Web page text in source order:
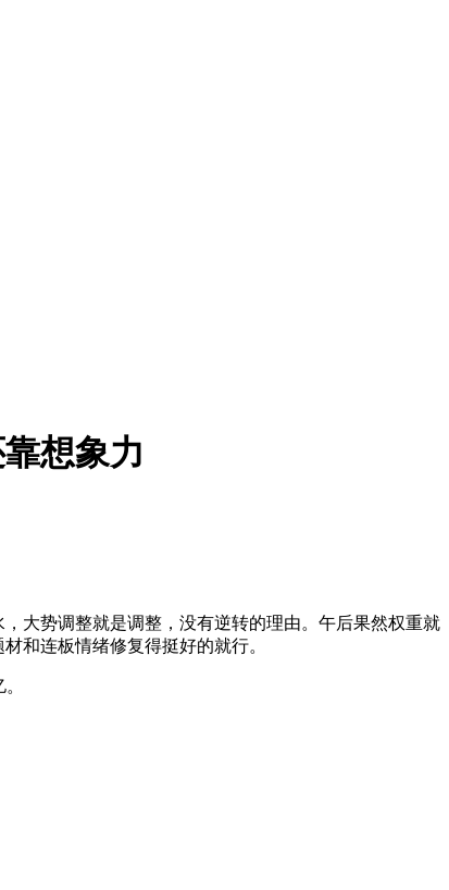
想象力
大势调整就是调整，没有逆转的理由。午后果然权重就
和连板情绪修复得挺好的就行。